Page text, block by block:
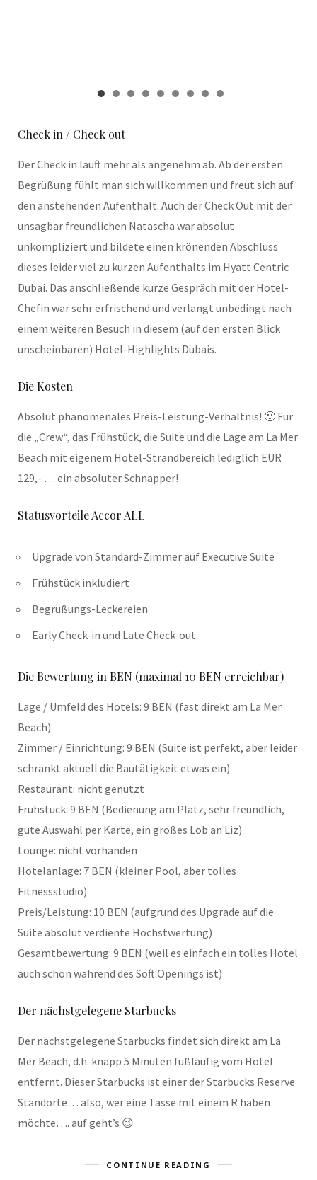
Check in / Check out
Der Check in läuft mehr als angenehm ab. Ab der ersten
Begrüßung fühlt man sich willkommen und freut sich auf
den anstehenden Aufenthalt. Auch der Check Out mit der
unsagbar freundlichen Natascha war absolut
unkompliziert und bildete einen krönenden Abschluss
dieses leider viel zu kurzen Aufenthalts im Hyatt Centric
Dubai. Das anschließende kurze Gespräch mit der Hotel-
Chefin war sehr erfrischend und verlangt unbedingt nach
einem weiteren Besuch in diesem (auf den ersten Blick
unscheinbaren) Hotel-Highlights Dubais.
Die Kosten
Absolut phänomenales Preis-Leistung-Verhältnis! 🙂 Für
die „Crew“, das Frühstück, die Suite und die Lage am La Mer
Beach mit eigenem Hotel-Strandbereich lediglich EUR
129,- … ein absoluter Schnapper!
Statusvorteile Accor ALL
Upgrade von Standard-Zimmer auf Executive Suite
Frühstück inkludiert
Begrüßungs-Leckereien
Early Check-in und Late Check-out
Die Bewertung in BEN (maximal 10 BEN erreichbar)
Lage / Umfeld des Hotels: 9 BEN (fast direkt am La Mer
Beach)
Zimmer / Einrichtung: 9 BEN (Suite ist perfekt, aber leider
schränkt aktuell die Bautätigkeit etwas ein)
Restaurant: nicht genutzt
Frühstück: 9 BEN (Bedienung am Platz, sehr freundlich,
gute Auswahl per Karte, ein großes Lob an Liz)
Lounge: nicht vorhanden
Hotelanlage: 7 BEN (kleiner Pool, aber tolles
Fitnessstudio)
Preis/Leistung: 10 BEN (aufgrund des Upgrade auf die
Suite absolut verdiente Höchstwertung)
Gesamtbewertung: 9 BEN (weil es einfach ein tolles Hotel
auch schon während des Soft Openings ist)
Der nächstgelegene Starbucks
Der nächstgelegene Starbucks findet sich direkt am La
Mer Beach, d.h. knapp 5 Minuten fußläufig vom Hotel
entfernt. Dieser Starbucks ist einer der Starbucks Reserve
Standorte… also, wer eine Tasse mit einem R haben
möchte…. auf geht’s 😉
CONTINUE READING